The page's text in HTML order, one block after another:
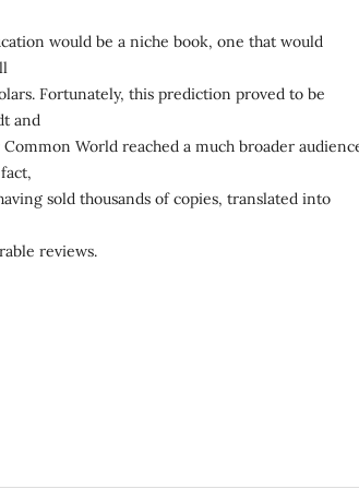
would be a niche book, one that would
Fortunately, this prediction proved to be
and
World reached a much broader
sold thousands of copies, translated into
reviews.